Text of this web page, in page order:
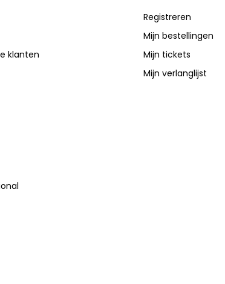
klanten
Registreren
Mijn bestellingen
Mijn tickets
Mijn verlanglijst